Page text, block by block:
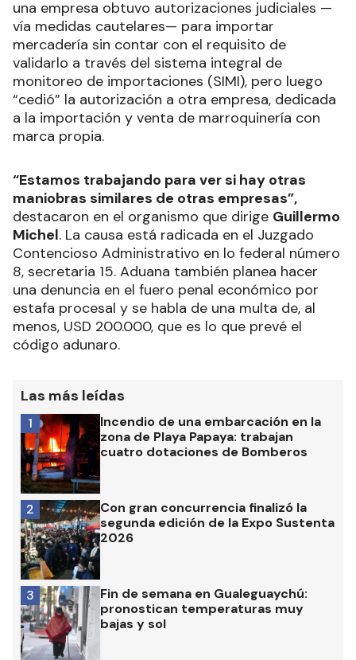
una empresa obtuvo autorizaciones judiciales —
vía medidas cautelares— para importar
mercadería sin contar con el requisito de
validarlo a través del sistema integral de
monitoreo de importaciones (SIMI), pero luego
“cedió” la autorización a otra empresa, dedicada
a la importación y venta de marroquinería con
marca propia.
“Estamos trabajando para ver si hay otras
maniobras similares de otras empresas”,
destacaron en el organismo que dirige Guillermo
Michel. La causa está radicada en el Juzgado
Contencioso Administrativo en lo federal número
8, secretaria 15. Aduana también planea hacer
una denuncia en el fuero penal económico por
estafa procesal y se habla de una multa de, al
menos, USD 200.000, que es lo que prevé el
código adunaro.
Las más leídas
Incendio de una embarcación en la
zona de Playa Papaya: trabajan
cuatro dotaciones de Bomberos
1
Con gran concurrencia finalizó la
segunda edición de la Expo Sustenta
2026
2
Fin de semana en Gualeguaychú:
pronostican temperaturas muy
bajas y sol
3